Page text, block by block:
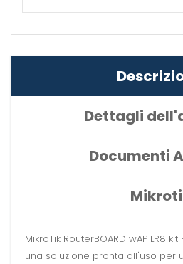
Dettagli
Documenti
MikroTik RouterBOARD wAP LR8 kit
una soluzione pronta all'uso per